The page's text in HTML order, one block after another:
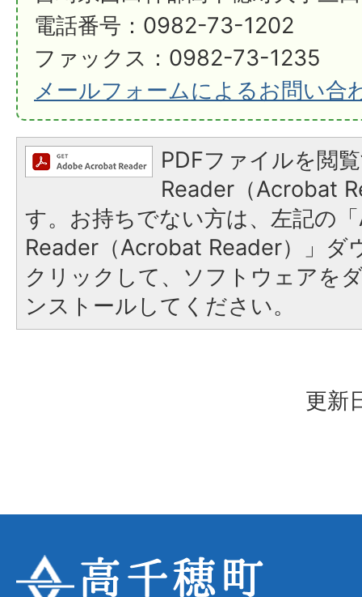
電話番号：0982-73-1202
ファックス：0982-73-1235
メールフォームによるお問い合
PDFファイルを閲
Reader（Acrobat
す。お持ちでない方は、左記の
Reader（Acrobat Reader）」ダ
クリックして、ソフトウェアを
ンストールしてください。
更新